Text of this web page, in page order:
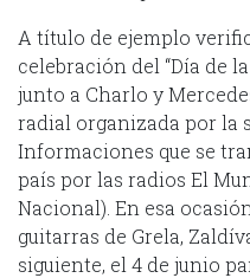
A título de ejemplo
celebración del “Día de
junto a Charlo y
radial organizada por la
Informaciones que se
país por las radios El
Nacional). En esa
guitarras de Grela,
siguiente, el 4 de junio